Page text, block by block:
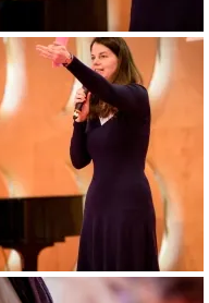
DGGO_23_112